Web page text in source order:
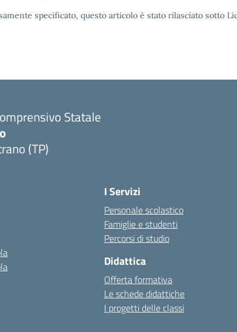
specificato, questo articolo è stato rilasciato sotto
Statale
(TP)
I Servizi
Personale scolastico
Famiglie e studenti
Percorsi di studio
Didattica
Offerta formativa
Le schede didattiche
I progetti delle classi